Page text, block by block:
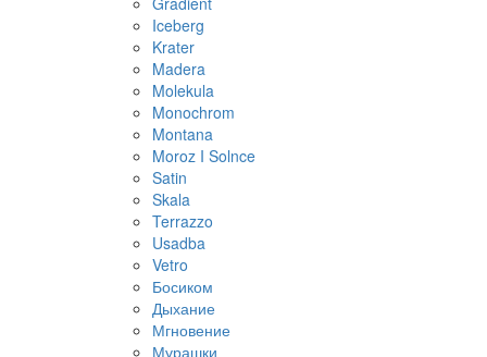
Iceberg
Krater
Madera
Molekula
Monochrom
Montana
Moroz I Solnce
Satin
Skala
Terrazzo
Usadba
Vetro
Босиком
Дыхание
Мгновение
Мурашки